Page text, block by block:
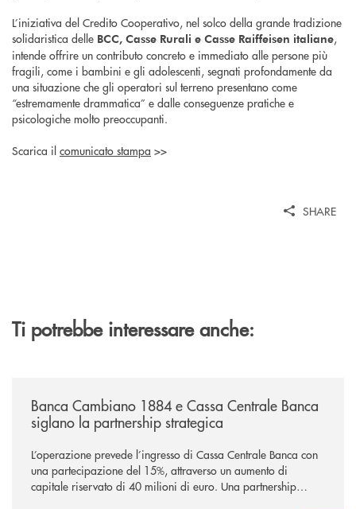
L’iniziativa del Credito Cooperativo, nel solco della grande tradizione
solidaristica delle BCC, Casse Rurali e Casse Raiffeisen italiane,
intende offrire un contributo concreto e immediato alle persone più
fragili, come i bambini e gli adolescenti, segnati profondamente da
una situazione che gli operatori sul terreno presentano come
“estremamente drammatica” e dalle conseguenze pratiche e
psicologiche molto preoccupanti.
Scarica il comunicato stampa >>
SHARE
Ti potrebbe interessare anche:
Banca Cambiano 1884 e Cassa Centrale Banca
siglano la partnership strategica
L’operazione prevede l’ingresso di Cassa Centrale Banca con
una partecipazione del 15%, attraverso un aumento di
capitale riservato di 40 milioni di euro. Una partnership